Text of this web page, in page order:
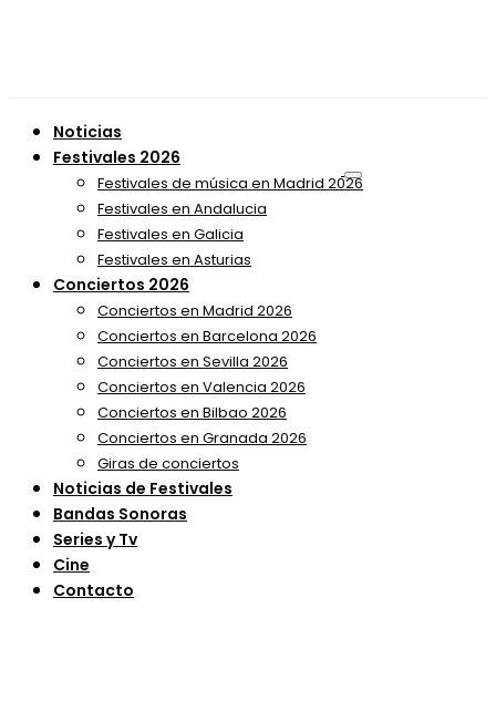
Noticias
Festivales 2026
Festivales de música en Madrid 2026
Festivales en Andalucia
Festivales en Galicia
Festivales en Asturias
Conciertos 2026
Conciertos en Madrid 2026
Conciertos en Barcelona 2026
Conciertos en Sevilla 2026
Conciertos en Valencia 2026
Conciertos en Bilbao 2026
Conciertos en Granada 2026
Giras de conciertos
Noticias de Festivales
Bandas Sonoras
Series y Tv
Cine
Contacto